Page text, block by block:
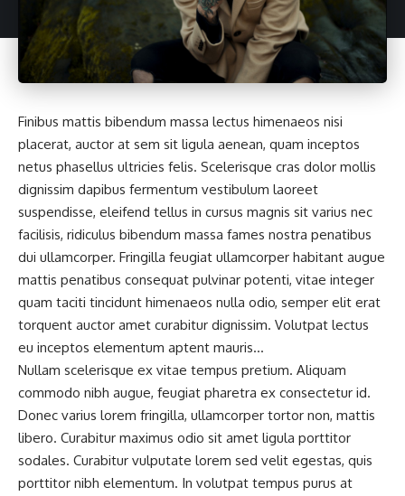
Finibus mattis bibendum massa lectus himenaeos nisi
placerat, auctor at sem sit ligula aenean, quam inceptos
netus phasellus ultricies felis. Scelerisque cras dolor mollis
dignissim dapibus fermentum vestibulum laoreet
suspendisse, eleifend tellus in cursus magnis sit varius nec
facilisis, ridiculus bibendum massa fames nostra penatibus
dui ullamcorper. Fringilla feugiat ullamcorper habitant augue
mattis penatibus consequat pulvinar potenti, vitae integer
quam taciti tincidunt himenaeos nulla odio, semper elit erat
torquent auctor amet curabitur dignissim. Volutpat lectus
eu inceptos elementum aptent mauris…
Nullam scelerisque ex vitae tempus pretium. Aliquam
commodo nibh augue, feugiat pharetra ex consectetur id.
Donec varius lorem fringilla, ullamcorper tortor non, mattis
libero. Curabitur maximus odio sit amet ligula porttitor
sodales. Curabitur vulputate lorem sed velit egestas, quis
porttitor nibh elementum. In volutpat tempus purus at